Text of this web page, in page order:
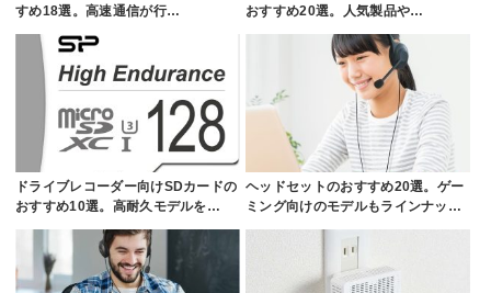
すめ18選。高速通信が行…
おすすめ20選。人気製品や…
ドライブレコーダー向けSDカードの
おすすめ10選。高耐久モデルを…
ヘッドセットのおすすめ20選。ゲー
ミング向けのモデルもラインナッ…